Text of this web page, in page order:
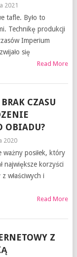
2021
tafle. Było to
Technikę produkcji
Imperium
się
Read More
CZASU
OBIADU?
2020
posiłek, który
największe korzyści
właściwych i
Read More
Z